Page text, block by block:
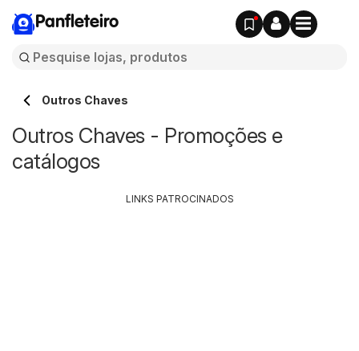
Panfleteiro
Outros Chaves
Outros Chaves - Promoções e
catálogos
LINKS PATROCINADOS